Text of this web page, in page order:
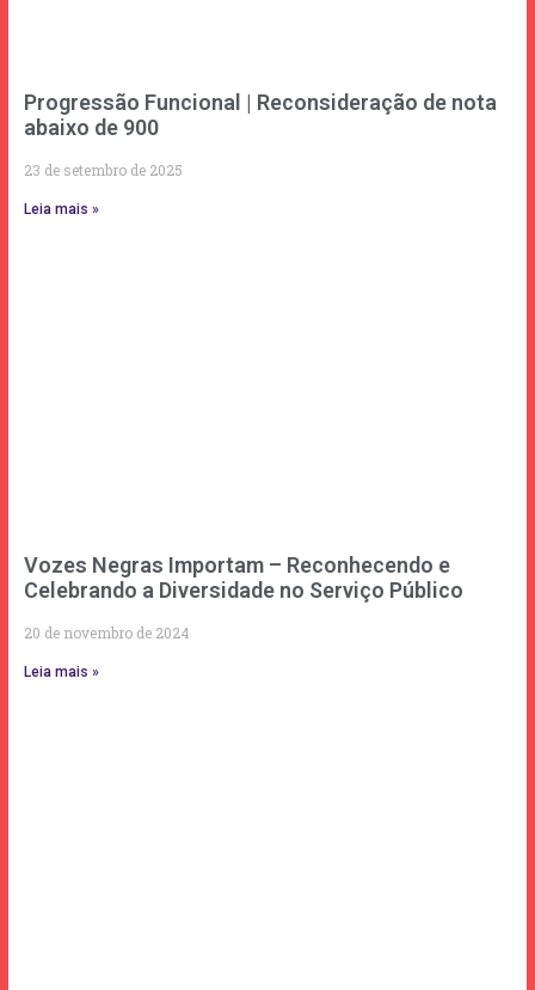
Progressão Funcional | Reconsideração de nota
abaixo de 900
23 de setembro de 2025
Leia mais »
Vozes Negras Importam – Reconhecendo e
Celebrando a Diversidade no Serviço Público
20 de novembro de 2024
Leia mais »